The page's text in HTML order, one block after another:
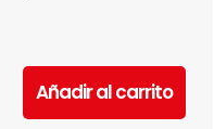
Añadir al carrito